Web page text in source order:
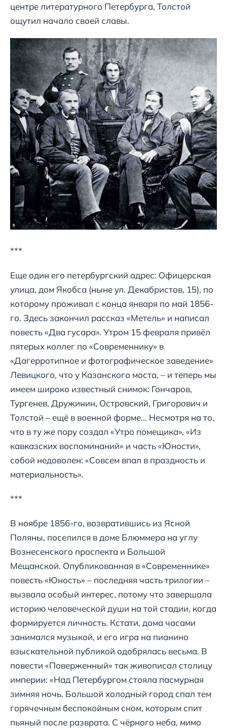
центре литературного Петербурга, Толстой
ощутил начало своей славы.
***
Еще один его петербургский адрес: Офицерская
улица, дом Якобса (ныне ул. Декабристов, 15), по
которому проживал с конца января по май 1856-
го. Здесь закончил рассказ «Метель» и написал
повесть «Два гусара». Утром 15 февраля привёл
пятерых коллег по «Современнику» в
«Дагерротипное и фотографическое заведение»
Левицкого, что у Казанского моста, – и теперь мы
имеем широко известный снимок: Гончаров,
Тургенев, Дружинин, Островский, Григорович и
Толстой – ещё в военной форме... Несмотря на то,
что в ту же пору создал «Утро помещика», «Из
кавказских воспоминаний» и часть «Юности»,
собой недоволен: «Совсем впал в праздность и
материальность».
***
В ноябре 1856-го, возвратившись из Ясной
Поляны, поселился в доме Блюммера на углу
Вознесенского проспекта и Большой
Мещанской. Опубликованная в «Современнике»
повесть «Юность» – последняя часть трилогии –
вызвала особый интерес, потому что завершала
историю человеческой души на той стадии, когда
формируется личность. Кстати, дома часами
занимался музыкой, и его игра на пианино
взыскательной публикой одобрялась весьма. В
повести «Поверженный» так живописал столицу
империи: «Над Петербургом стояла пасмурная
зимняя ночь. Большой холодный город спал тем
горячечным беспокойным сном, которым спит
пьяный после разврата. С чёрного неба, мимо